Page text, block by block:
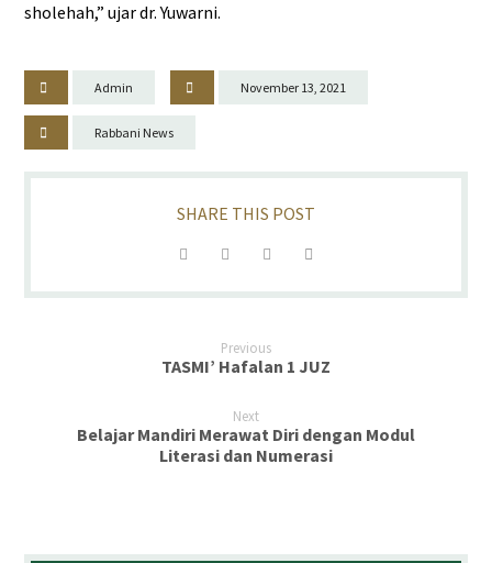
sholehah,” ujar dr. Yuwarni.
Admin November 13, 2021
Rabbani News
Previous
TASMI’ Hafalan 1 JUZ
Next
Belajar Mandiri Merawat Diri dengan Modul
Literasi dan Numerasi